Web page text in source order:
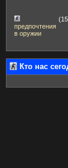
предпочтения
в оружии
Кто нас